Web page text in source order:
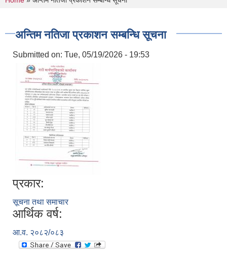
अन्तिम नतिजा प्रकाशन सम्बन्धि सूचना
Submitted on: Tue, 05/19/2026 - 19:53
प्रकार:
सूचना तथा समाचार
आर्थिक वर्ष:
आ.व. २०८२/०८३